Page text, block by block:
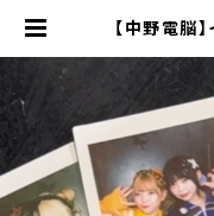
【中野電脳